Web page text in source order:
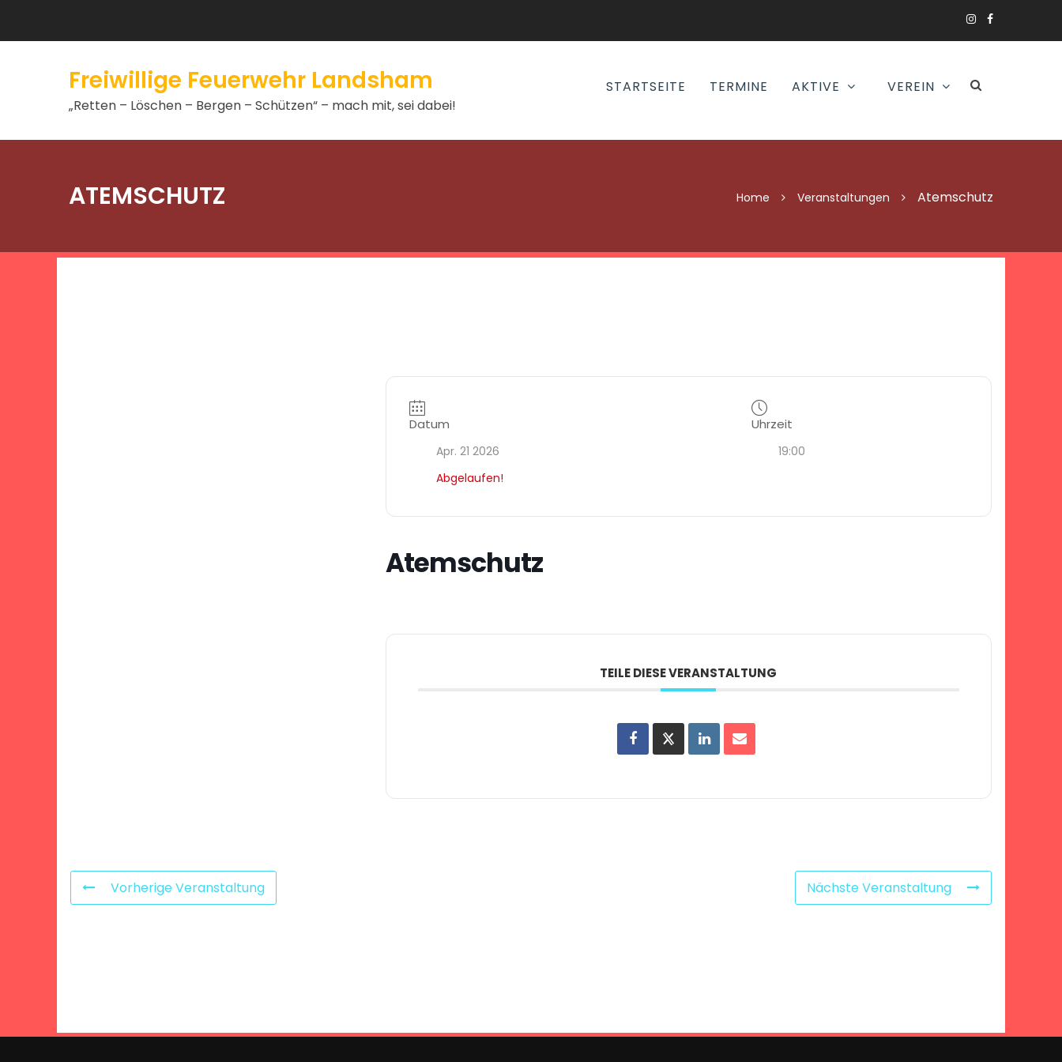
Freiwillige Feuerwehr Landsham
„Retten – Löschen – Bergen – Schützen“ – mach mit, sei dabei!
STARTSEITE TERMINE AKTIVE VEREIN
ATEMSCHUTZ Home Veranstaltungen Atemschutz
Datum
Apr. 21 2026
Abgelaufen!
Uhrzeit
19:00
Atemschutz
TEILE DIESE VERANSTALTUNG
Vorherige Veranstaltung Nächste Veranstaltung